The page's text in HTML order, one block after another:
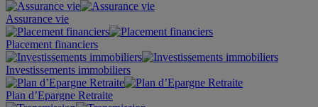
Assurance vie
Placement financiers
Investissements immobiliers
Plan d’Epargne Retraite